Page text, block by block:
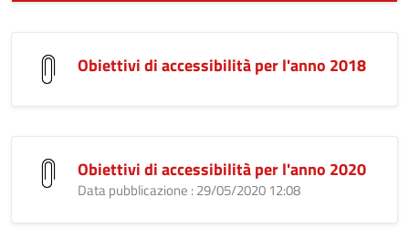
Obiettivi di accessibilità per l'anno 2018
Obiettivi di accessibilità per l'anno 2020
Data pubblicazione : 29/05/2020 12:08